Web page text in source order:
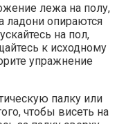
лежа на полу,
ладони опираются
на пол,
к исходному
упражнение
палку или
чтобы висеть на